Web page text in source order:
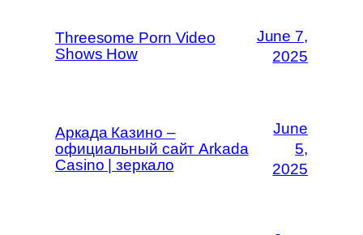
Threesome Porn Video
Shows How
June 7,
2025
Аркада Казино –
официальный сайт Arkada
Casino | зеркало
June
5,
2025